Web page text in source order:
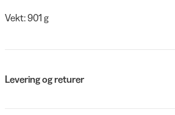
Vekt: 901 g
Levering og returer